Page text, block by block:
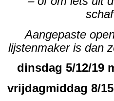
Aangepaste
lijstenmaker is dan
dinsdag 5/12/19
vrijdagmiddag 8/